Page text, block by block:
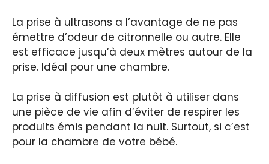
La prise à ultrasons a l’avantage de ne pas
émettre d’odeur de citronnelle ou autre. Elle
est efficace jusqu’à deux mètres autour de la
prise. Idéal pour une chambre.
La prise à diffusion est plutôt à utiliser dans
une pièce de vie afin d’éviter de respirer les
produits émis pendant la nuit. Surtout, si c’est
pour la chambre de votre bébé.